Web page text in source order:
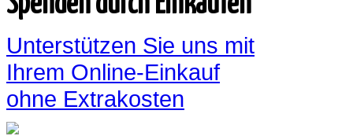
Unterstützen Sie uns mit
Ihrem Online-Einkauf
ohne Extrakosten